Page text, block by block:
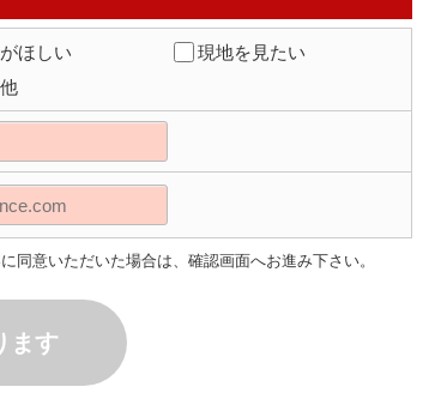
ほしい
現地を見たい
同意いただいた場合は、確認画面へお進み下さい。
ます